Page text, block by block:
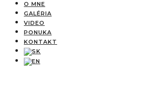
O MNE
GALÉRIA
VIDEO
PONUKA
KONTAKT